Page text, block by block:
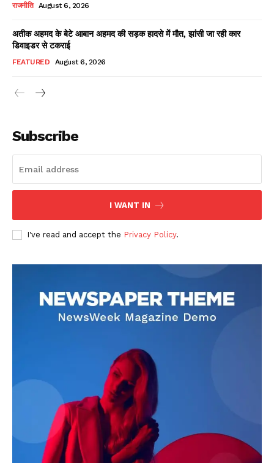
Read Latest News on AIN
DOWNLOAD NOW
AIN NEWS 1
Contact Us
About Us
Privacy Policy
Terms of Use Agreement
राजनीति August 6, 2026
अतीक अहमद के बेटे आबान अहमद की सड़क हादसे में मौत, झांसी जा रही कार
डिवाइडर से टकराई
FEATURED August 6, 2026
Subscribe
I WANT IN
I've read and accept the Privacy Policy.